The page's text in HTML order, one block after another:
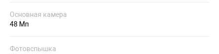
Основная камера
48 Мп
Фотовспышка